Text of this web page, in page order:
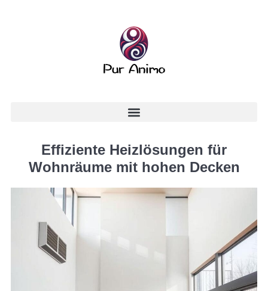
Effiziente Heizlösungen für
Wohnräume mit hohen Decken